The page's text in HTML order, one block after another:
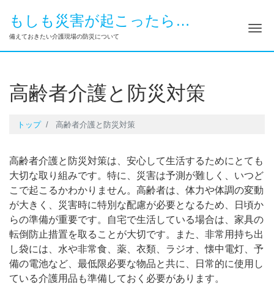
もしも災害が起こったら…
備えておきたい介護現場の防災について ナ
高齢者介護と防災対策
トップ 高齢者介護と防災対策
高齢者介護と防災対策は、安心して生活するためにとても
大切な取り組みです。特に、災害は予測が難しく、いつど
こで起こるかわかりません。高齢者は、体力や体調の変動
が大きく、災害時に特別な配慮が必要となるため、日頃か
らの準備が重要です。自宅で生活している場合は、家具の
転倒防止措置を取ることが大切です。また、非常用持ち出
し袋には、水や非常食、薬、衣類、ラジオ、懐中電灯、予
備の電池など、最低限必要な物品と共に、日常的に使用し
ている介護用品も準備しておく必要があります。